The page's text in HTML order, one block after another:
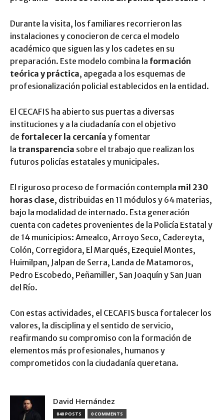
Durante la visita, los familiares recorrieron las
instalaciones y conocieron de cerca el modelo
académico que siguen las y los cadetes en su
preparación. Este modelo combina la formación
teórica y práctica, apegada a los esquemas de
profesionalización policial establecidos en la entidad.
El CECAFIS ha abierto sus puertas a diversas
instituciones y a la ciudadanía con el objetivo
de fortalecer la cercanía y fomentar
la transparencia sobre el trabajo que realizan los
futuros policías estatales y municipales.
El riguroso proceso de formación contempla mil 230
horas clase, distribuidas en 11 módulos y 64 materias,
bajo la modalidad de internado. Esta generación
cuenta con cadetes provenientes de la Policía Estatal y
de 14 municipios: Amealco, Arroyo Seco, Cadereyta,
Colón, Corregidora, El Marqués, Ezequiel Montes,
Huimilpan, Jalpan de Serra, Landa de Matamoros,
Pedro Escobedo, Peñamiller, San Joaquín y San Juan
del Río.
Con estas actividades, el CECAFIS busca fortalecer los
valores, la disciplina y el sentido de servicio,
reafirmando su compromiso con la formación de
elementos más profesionales, humanos y
comprometidos con la ciudadanía queretana.
David Hernández
840 POSTS 0 COMMENTS